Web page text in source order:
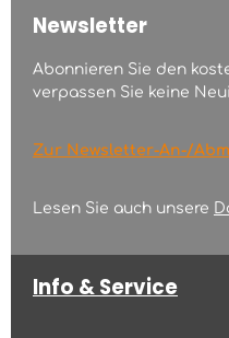
Newsletter
Abonnieren Sie den
verpassen Sie keine
Zur Newsletter-An-/
Lesen Sie auch unsere
Info & Service